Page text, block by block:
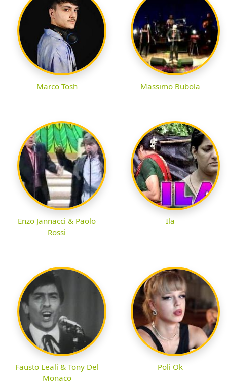
Marco Tosh Massimo Bubola
Enzo Jannacci & Paolo
Rossi
Ila
Fausto Leali & Tony Del
Monaco
Poli Ok